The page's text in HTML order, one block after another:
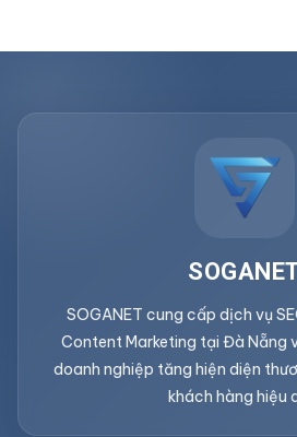
SOGANET cung cấp dịch vụ
Content Marketing tại Đà Nẵng
doanh nghiệp tăng hiện diện
khách hàng hiệu